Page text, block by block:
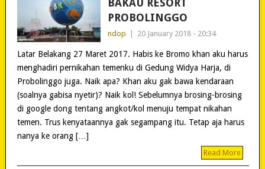
BAKAU RESORT
PROBOLINGGO
ndop 20 January 2018 - 20:34
Latar Belakang 27 Maret 2017. Habis ke Bromo khan aku harus
menghadiri pernikahan temenku di Gedung Widya Harja, di
Probolinggo juga. Naik apa? Khan aku gak bawa kendaraan
(soalnya gabisa nyetir)? Naik kol! Sebelumnya brosing-brosing
di google dong tentang angkot/kol menuju tempat nikahan
temen. Trus kenyataannya gak segampang itu. Tetap aja harus
nanya ke orang […]
Read More